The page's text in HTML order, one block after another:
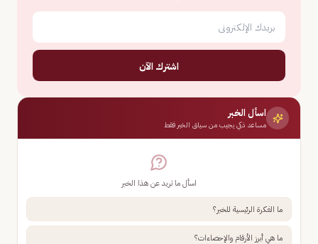
اشترك الآن
اسأل الخبر
مساعد ذكي يجيب من سياق الخبر فقط
اسأل ما تريد عن هذا الخبر
ما الفكرة الرئيسية للخبر؟
ما هي أبرز الأرقام والإحصاءات؟